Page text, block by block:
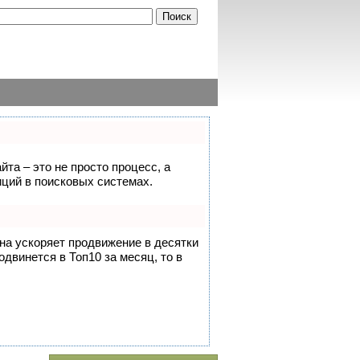
– это не просто процесс, а
в поисковых системах.
ускоряет продвижение в десятки
в Топ10 за месяц, то в